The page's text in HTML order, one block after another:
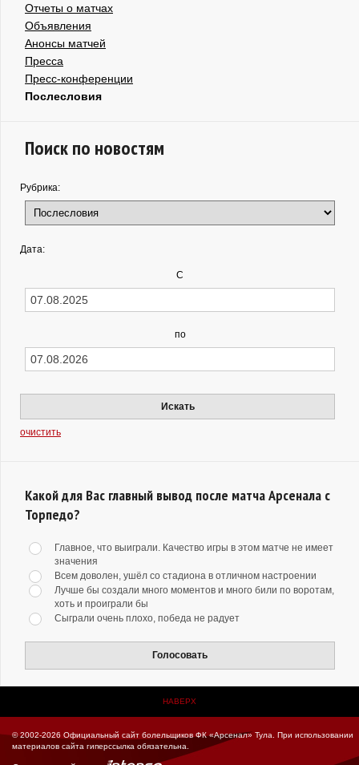
Отчеты о матчах
Объявления
Анонсы матчей
Пресса
Пресс-конференции
Послесловия
Поиск по новостям
Рубрика:
Дата:
С
по
Искать
очистить
Какой для Вас главный вывод после матча Арсенала с
Торпедо?
Главное, что выиграли. Качество игры в этом матче не имеет
значения
Всем доволен, ушёл со стадиона в отличном настроении
Лучше бы создали много моментов и много били по воротам,
хоть и проиграли бы
Сыграли очень плохо, победа не радует
Голосовать
НАВЕРХ
© 2002-2026 Официальный сайт болельщиков ФК «Арсенал» Тула.
При использовании
материалов сайта гиперссылка обязательна.